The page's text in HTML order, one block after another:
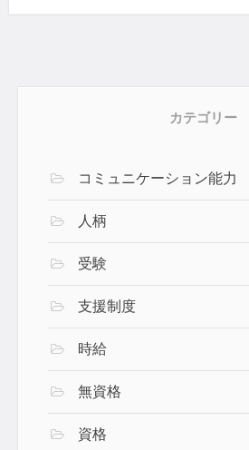
カテゴリー
コミュニケーション能力
人柄
受験
支援制度
時給
無資格
資格